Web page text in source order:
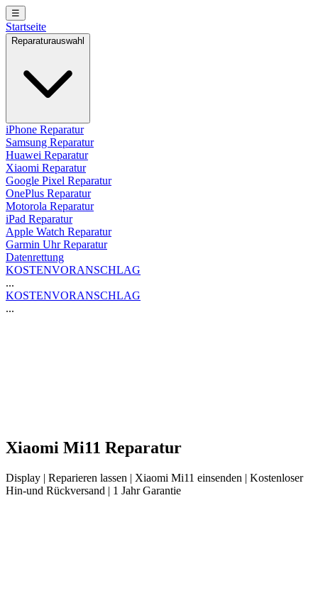
☰
Startseite
Reparaturauswahl
iPhone Reparatur
Samsung Reparatur
Huawei Reparatur
Xiaomi Reparatur
Google Pixel Reparatur
OnePlus Reparatur
Motorola Reparatur
iPad Reparatur
Apple Watch Reparatur
Garmin Uhr Reparatur
Datenrettung
KOSTENVORANSCHLAG
...
KOSTENVORANSCHLAG
...
Xiaomi Mi11 Reparatur
Display | Reparieren lassen | Xiaomi Mi11 einsenden | Kostenloser
Hin-und Rückversand | 1 Jahr Garantie